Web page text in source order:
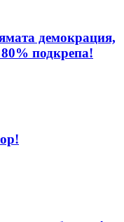
демокрация,
подкрепа!